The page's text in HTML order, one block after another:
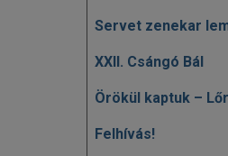
Cikkek
Servet zenekar
XXII. Csángó Bál
Örökül kaptuk –
Felhívás!